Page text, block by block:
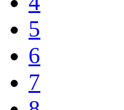
5
6
7